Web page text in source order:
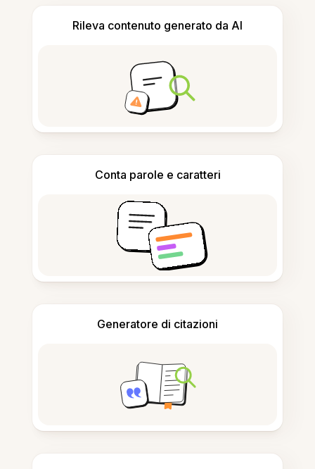
Rileva contenuto generato da AI
Conta parole e caratteri
Generatore di citazioni